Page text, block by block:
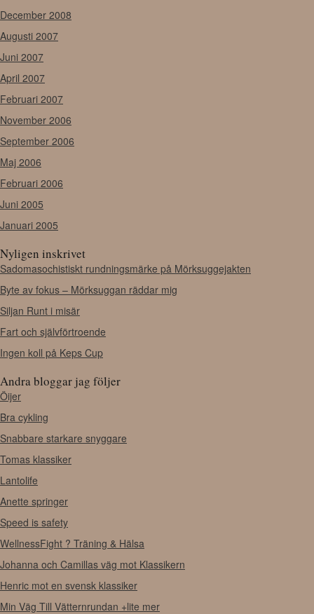
December 2008
Augusti 2007
Juni 2007
April 2007
Februari 2007
November 2006
September 2006
Maj 2006
Februari 2006
Juni 2005
Januari 2005
Nyligen inskrivet
Sadomasochistiskt rundningsmärke på Mörksuggejakten
Byte av fokus – Mörksuggan räddar mig
Siljan Runt i misär
Fart och självförtroende
Ingen koll på Keps Cup
Andra bloggar jag följer
Öijer
Bra cykling
Snabbare starkare snyggare
Tomas klassiker
Lantolife
Anette springer
Speed is safety
WellnessFight ? Träning & Hälsa
Johanna och Camillas väg mot Klassikern
Henric mot en svensk klassiker
Min Väg Till Vätternrundan +lite mer